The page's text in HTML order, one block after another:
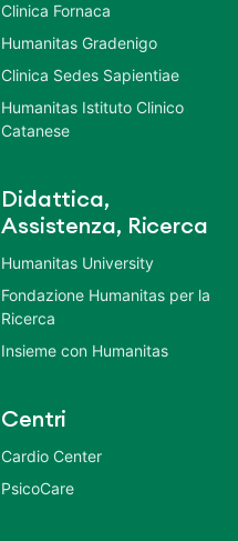
Clinica Fornaca
Humanitas Gradenigo
Clinica Sedes Sapientiae
Humanitas Istituto Clinico
Catanese
Didattica,
Assistenza, Ricerca
Humanitas University
Fondazione Humanitas per la
Ricerca
Insieme con Humanitas
Centri
Cardio Center
PsicoCare